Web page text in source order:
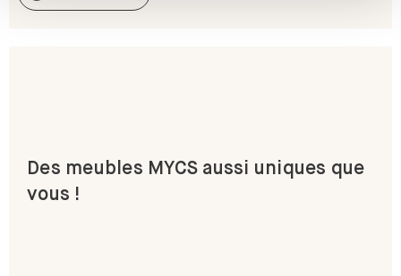
Des meubles MYCS aussi uniques que
vous !